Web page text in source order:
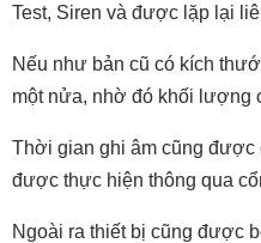
Test, Siren và được lặp lại
Nếu như bản cũ có kích
một nửa, nhờ đó khối lượng
Thời gian ghi âm cũng được
được thực hiện thông qua
Ngoài ra thiết bị cũng được